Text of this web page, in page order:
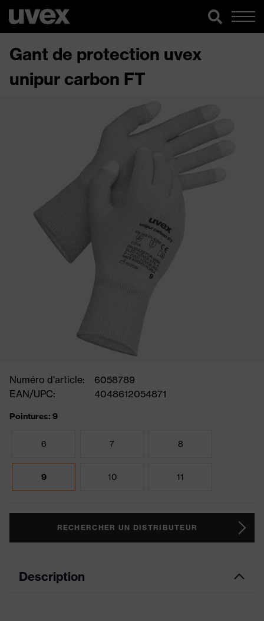
Gant de protection uvex
unipur carbon FT
Numéro d'article:
6058789
EAN/UPC:
4048612054871
Pointures: 9
6 7 8
9 10 11
RECHERCHER UN DISTRIBUTEUR
Description